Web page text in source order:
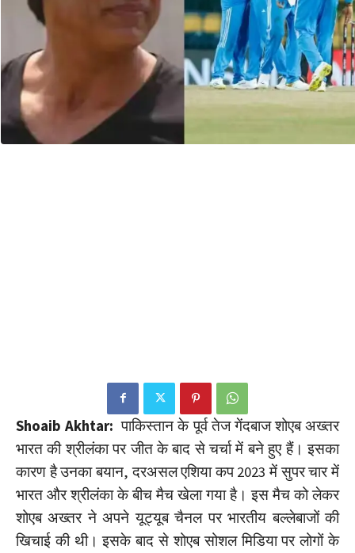
Shoaib Akhtar: पाकिस्तान के पूर्व तेज गेंदबाज शोएब अख्तर
भारत की श्रीलंका पर जीत के बाद से चर्चा में बने हुए हैं। इसका
कारण है उनका बयान, दरअसल एशिया कप 2023 में सुपर चार में
भारत और श्रीलंका के बीच मैच खेला गया है। इस मैच को लेकर
शोएब अख्तर ने अपने यूट्यूब चैनल पर भारतीय बल्लेबाजों की
खिचाई की थी। इसके बाद से शोएब सोशल मिडिया पर लोगों के